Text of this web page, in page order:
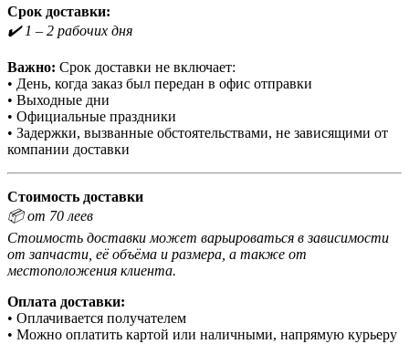
Срок доставки:
✔️ 1 – 2 рабочих дня
Важно: Срок доставки не включает:
• День, когда заказ был передан в офис отправки
• Выходные дни
• Официальные праздники
• Задержки, вызванные обстоятельствами, не зависящими от
компании доставки
Стоимость доставки
📦 от 70 леев
Стоимость доставки может варьироваться в зависимости
от запчасти, её объёма и размера, а также от
местоположения клиента.
Оплата доставки:
• Оплачивается получателем
• Можно оплатить картой или наличными, напрямую курьеру